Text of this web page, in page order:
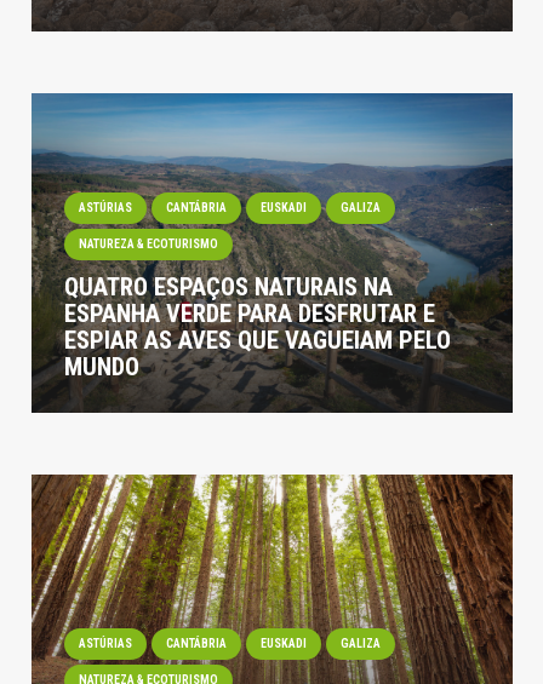
ASTÚRIAS CANTÁBRIA EUSKADI GALIZA
NATUREZA & ECOTURISMO
QUATRO ESPAÇOS NATURAIS NA
ESPANHA VERDE PARA DESFRUTAR E
ESPIAR AS AVES QUE VAGUEIAM PELO
MUNDO
ASTÚRIAS CANTÁBRIA EUSKADI GALIZA
NATUREZA & ECOTURISMO